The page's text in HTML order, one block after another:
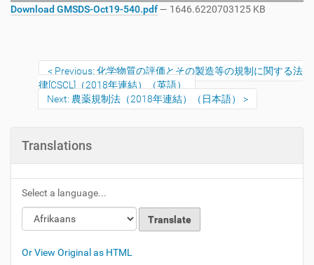
Download GMSDS-Oct19-540.pdf— 1646.6220703125 KB
Previous: 化学物質の評価とその製造等の規制に関する法
律[CSCL]（2018年連結）（英語）
Next: 農薬規制法（2018年連結）（日本語）
Translations
Select a language...
Or View Original as HTML